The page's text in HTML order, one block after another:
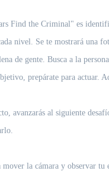
Find the Criminal" es
nivel. Se te mostrará una
de gente. Busca a la
prepárate para actuar.
avanzarás al siguiente
la cámara y observar